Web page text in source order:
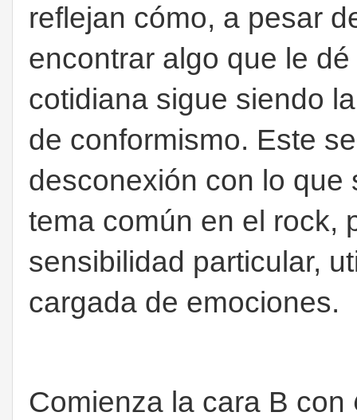
reflejan cómo, a pesar
encontrar algo que le
cotidiana sigue siendo
de conformismo. Este
desconexión con lo
tema común en el rock,
sensibilidad particular,
cargada de emociones.
Comienza la cara B con